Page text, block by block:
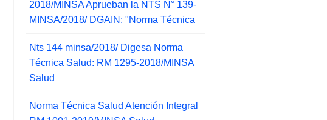
2018/MINSA Aprueban la NTS N° 139-
MINSA/2018/ DGAIN: "Norma Técnica
Nts 144 minsa/2018/ Digesa Norma
Técnica Salud: RM 1295-2018/MINSA
Salud
Norma Técnica Salud Atención Integral